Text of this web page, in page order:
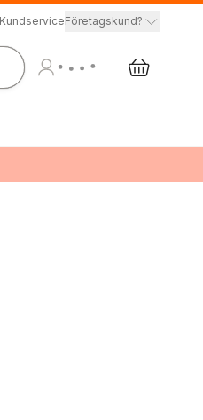
KundserviceFöretagskund?